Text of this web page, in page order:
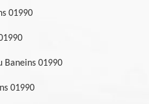
01990
Baneins 01990
01990